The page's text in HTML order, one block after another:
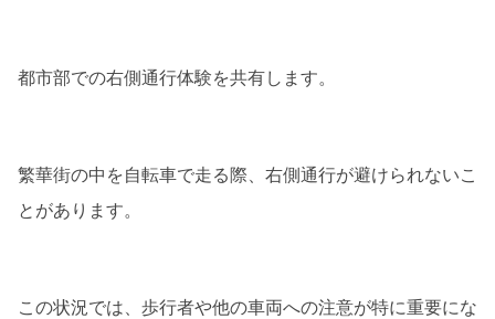
都市部での右側通行体験を共有します。
繁華街の中を自転車で走る際、右側通行が避けられないこ
とがあります。
この状況では、歩行者や他の車両への注意が特に重要にな